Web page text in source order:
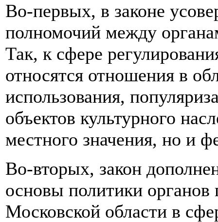
Во-первых, в законе
полномочий между
Так, к сфере
относятся отношения в
использования,
объектов культурного
местного значения, но и
Во-вторых, закон
основы политики органов
Московской области в